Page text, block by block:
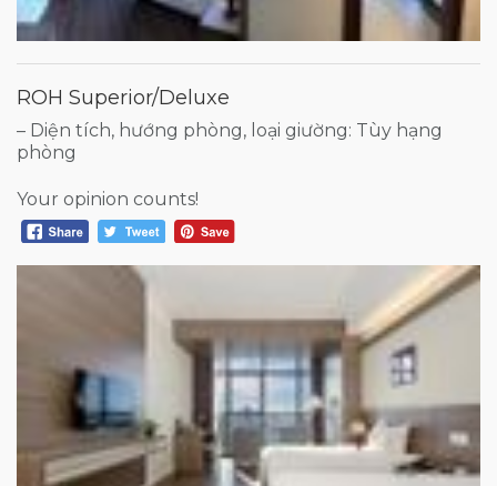
ROH Superior/Deluxe
– Diện tích, hướng phòng, loại giường: Tùy hạng
phòng
Your opinion counts!